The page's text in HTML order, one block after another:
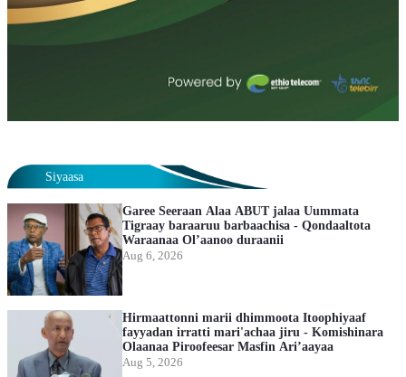
Siyaasa
Garee Seeraan Alaa ABUT jalaa Uummata
Tigraay baraaruu barbaachisa - Qondaaltota
Waraanaa Ol’aanoo duraanii
Aug 6, 2026
Hirmaattonni marii dhimmoota Itoophiyaaf
fayyadan irratti mari'achaa jiru - Komishinara
Olaanaa Piroofeesar Masfin Ari’aayaa
Aug 5, 2026